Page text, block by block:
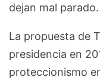
dejan mal parado.
La propuesta de
presidencia en
proteccionismo